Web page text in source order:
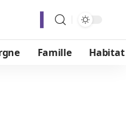
Famille Habitat